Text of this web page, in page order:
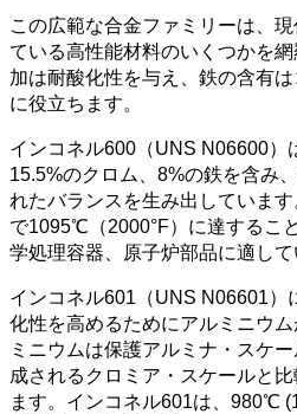
この広範な合金ファミリーは、
ている高性能材料のいくつかを
加は耐酸化性を与え、鉄の含有
に役立ちます。
インコネル600（UNS N06600）
15.5%のクロム、8%の鉄を含み
れたバランスを生み出していま
で1095℃（2000°F）に達するこ
学処理容器、原子炉部品に適して
インコネル601（UNS N06601）
化性を高めるためにアルミニウ
ミニウムは保護アルミナ・スケ
成されるクロミア・スケールと
ます。インコネル601は、980℃